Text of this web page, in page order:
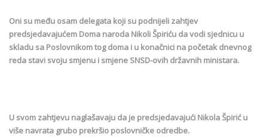
Oni su među osam delegata koji su podnijeli zahtjev
predsjedavajućem Doma naroda Nikoli Špiriću da vodi sjednicu u
skladu sa Poslovnikom tog doma i u konačnici na početak dnevnog
reda stavi svoju smjenu i smjene SNSD-ovih državnih ministara.
U svom zahtjevu naglašavaju da je predsjedavajući Nikola Špirić u
više navrata grubo prekršio poslovničke odredbe.